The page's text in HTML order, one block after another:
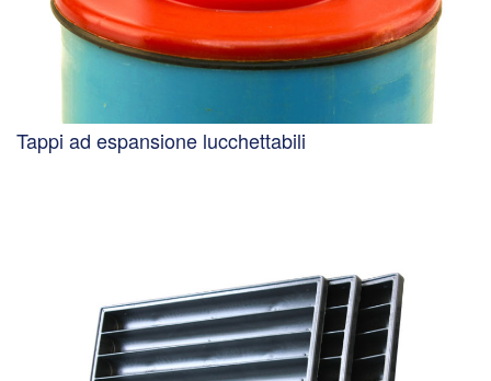
Tappi ad espansione lucchettabili